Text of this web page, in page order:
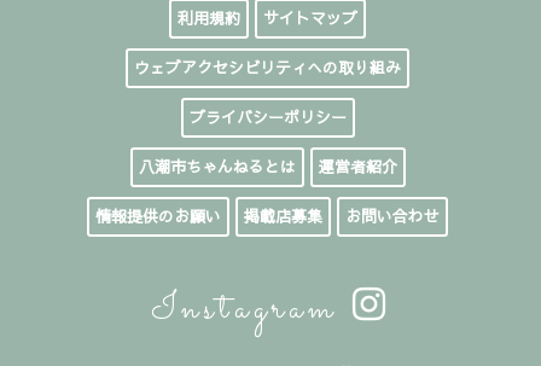
利用規約 サイトマップ
ウェブアクセシビリティへの取り組み
プライバシーポリシー
八潮市ちゃんねるとは 運営者紹介
情報提供のお願い 掲載店募集 お問い合わせ
Instagram